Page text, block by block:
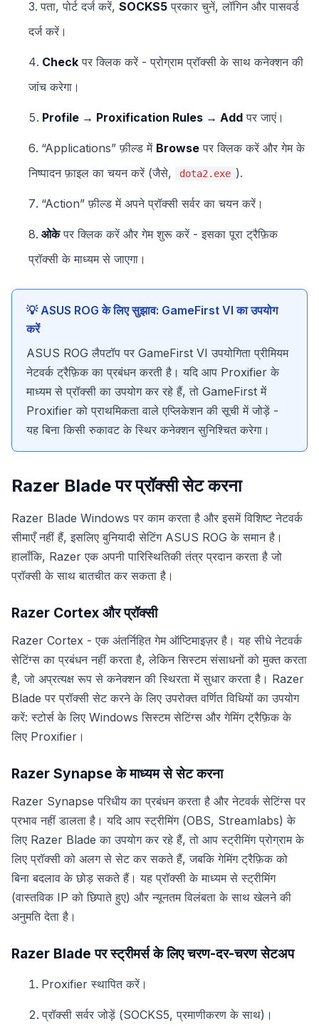
पता, पोर्ट दर्ज करें, SOCKS5 प्रकार चुनें, लॉगिन और पासवर्ड
दर्ज करें।
Check पर क्लिक करें - प्रोग्राम प्रॉक्सी के साथ कनेक्शन की
जांच करेगा।
Profile → Proxification Rules → Add पर जाएं।
“Applications” फ़ील्ड में Browse पर क्लिक करें और गेम के
निष्पादन फ़ाइल का चयन करें (जैसे,
dota2.exe ).
“Action” फ़ील्ड में अपने प्रॉक्सी सर्वर का चयन करें।
ओकेपर क्लिक करें और गेम शुरू करें - इसका पूरा ट्रैफ़िक
प्रॉक्सी के माध्यम से जाएगा।
💡 ASUS ROG के लिए सुझाव: GameFirst VI का उपयोग
करें
ASUS ROG लैपटॉप पर GameFirst VI उपयोगिता प्रीमियम
नेटवर्क ट्रैफ़िक का प्रबंधन करती है। यदि आप Proxifier के
माध्यम से प्रॉक्सी का उपयोग कर रहे हैं, तो GameFirst में
Proxifier को प्राथमिकता वाले एप्लिकेशन की सूची में जोड़ें -
यह बिना किसी रुकावट के स्थिर कनेक्शन सुनिश्चित करेगा।
Razer Blade पर प्रॉक्सी सेट करना
Razer Blade Windows पर काम करता है और इसमें विशिष्ट नेटवर्क
सीमाएँ नहीं हैं, इसलिए बुनियादी सेटिंग ASUS ROG के समान है।
हालाँकि, Razer एक अपनी पारिस्थितिकी तंत्र प्रदान करता है जो
प्रॉक्सी के साथ बातचीत कर सकता है।
Razer Cortex और प्रॉक्सी
Razer Cortex - एक अंतर्निहित गेम ऑप्टिमाइज़र है। यह सीधे नेटवर्क
सेटिंग्स का प्रबंधन नहीं करता है, लेकिन सिस्टम संसाधनों को मुक्त करता
है, जो अप्रत्यक्ष रूप से कनेक्शन की स्थिरता में सुधार करता है। Razer
Blade पर प्रॉक्सी सेट करने के लिए उपरोक्त वर्णित विधियों का उपयोग
करें: स्टोर्स के लिए Windows सिस्टम सेटिंग्स और गेमिंग ट्रैफ़िक के
लिए Proxifier।
Razer Synapse के माध्यम से सेट करना
Razer Synapse परिधीय का प्रबंधन करता है और नेटवर्क सेटिंग्स पर
प्रभाव नहीं डालता है। यदि आप स्ट्रीमिंग (OBS, Streamlabs) के
लिए Razer Blade का उपयोग कर रहे हैं, तो आप स्ट्रीमिंग प्रोग्राम के
लिए प्रॉक्सी को अलग से सेट कर सकते हैं, जबकि गेमिंग ट्रैफ़िक को
बिना बदलाव के छोड़ सकते हैं। यह प्रॉक्सी के माध्यम से स्ट्रीमिंग
(वास्तविक IP को छिपाते हुए) और न्यूनतम विलंबता के साथ खेलने की
अनुमति देता है।
Razer Blade पर स्ट्रीमर्स के लिए चरण-दर-चरण सेटअप
Proxifier स्थापित करें।
प्रॉक्सी सर्वर जोड़ें (SOCKS5, प्रमाणीकरण के साथ)।